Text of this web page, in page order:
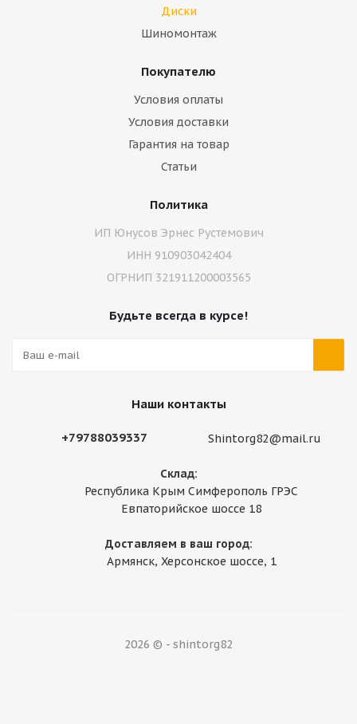
Диски
Шиномонтаж
Покупателю
Условия оплаты
Условия доставки
Гарантия на товар
Статьи
Политика
ИП Юнусов Эрнес Рустемович
ИНН 910903042404
ОГРНИП 321911200003565
Будьте всегда в курсе!
Наши контакты
+79788039337 Shintorg82@mail.ru
Склад:
Республика Крым Симферополь ГРЭС
Евпаторийское шоссе 18
Доставляем в ваш город:
Армянск, Херсонское шоссе, 1
2026 © - shintorg82